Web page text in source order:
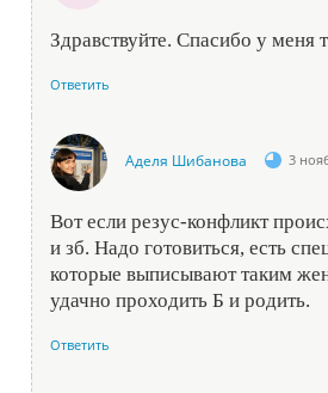
Здравствуйте. Спасибо у меня
Ответить
Аделя Шибанова 3
Вот если резус-конфликт
и зб. Надо готовиться, есть
которые выписывают таким
удачно проходить Б и родить.
Ответить